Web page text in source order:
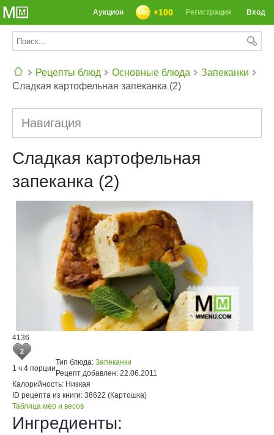
Вход
Регистрация
+100
Аукцион
Рецепты блюд Основные блюда
Запеканки
Сладкая картофельная запеканка (2)
Навигация
Сладкая картофельная
запеканка (2)
4136
2
1 ч.4 порции
Тип блюда: Запеканки
Рецепт добавлен: 22.06.2011
Калорийность: Низкая
ID рецепта из книги: 38622 (Картошка)
Таблица мер и весов
Ингредиенты: